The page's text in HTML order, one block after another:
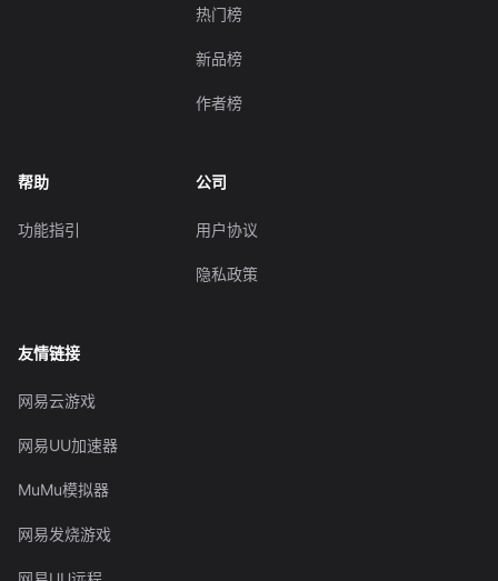
热门榜
新品榜
作者榜
帮助
功能指引
公司
用户协议
隐私政策
友情链接
网易云游戏
网易UU加速器
MuMu模拟器
网易发烧游戏